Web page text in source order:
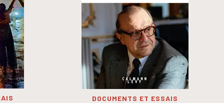
DOCUMENTS ET ESSAIS